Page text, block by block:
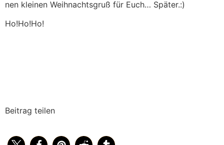
nen kleinen Weihnachtsgruß für Euch… Später.:)
Ho!Ho!Ho!
Beitrag teilen